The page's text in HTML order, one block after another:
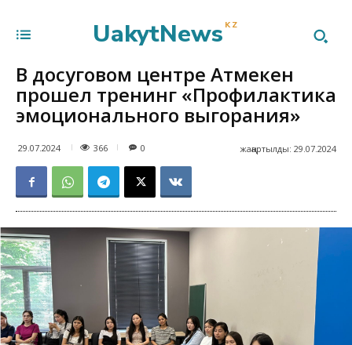
UakytNews KZ
В досуговом центре Атмекен
прошел тренинг «Профилактика
эмоционального выгорания»
29.07.2024 366 жаңартылды: 29.07.2024
0